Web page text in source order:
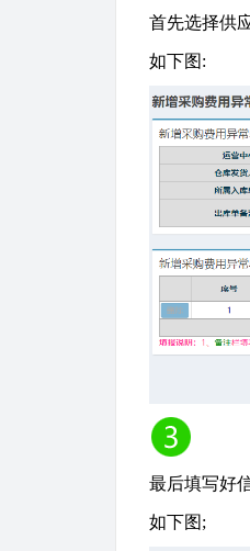
首先选择供
如下图:
最后填写好
如下图;